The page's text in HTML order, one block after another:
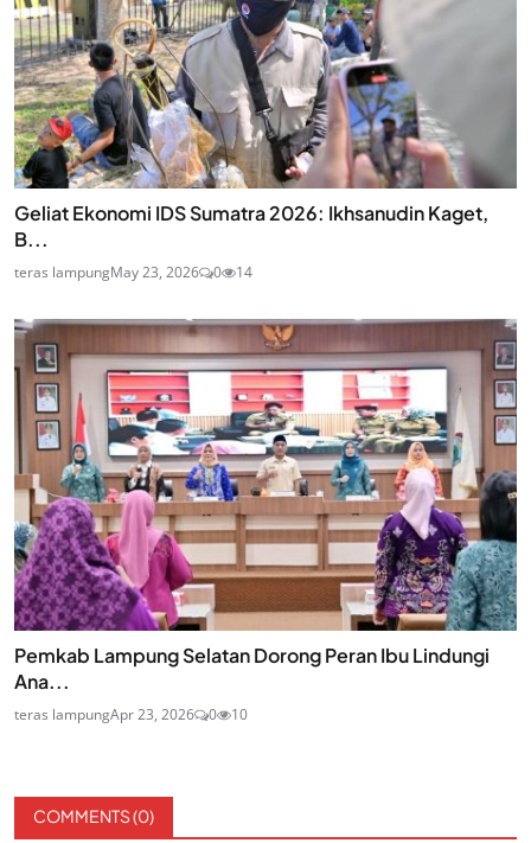
Geliat Ekonomi IDS Sumatra 2026: Ikhsanudin Kaget,
B...
teras lampungMay 23, 2026 0 14
Pemkab Lampung Selatan Dorong Peran Ibu Lindungi
Ana...
teras lampungApr 23, 2026 0 10
COMMENTS (0)